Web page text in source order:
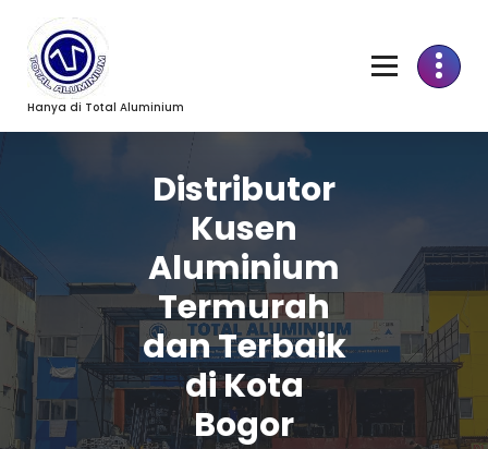
Content
Hanya di Total Aluminium
Distributor
Kusen
Aluminium
Termurah
dan Terbaik
di Kota
Bogor